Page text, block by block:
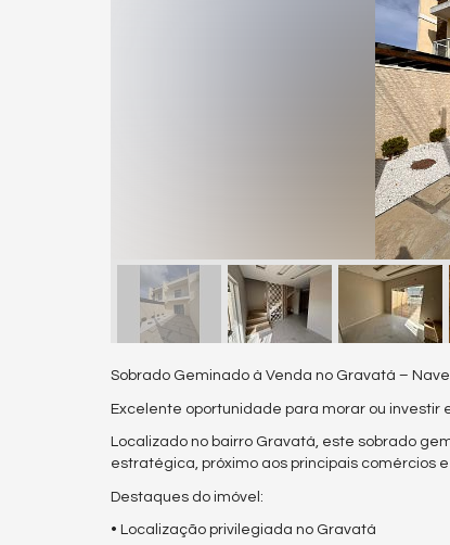
Sobrado Geminado à Venda no Gravatá –
Excelente oportunidade para morar ou
Localizado no bairro Gravatá, este sobrado
estratégica, próximo aos principais comércios
Destaques do imóvel:
• Localização privilegiada no Gravatá